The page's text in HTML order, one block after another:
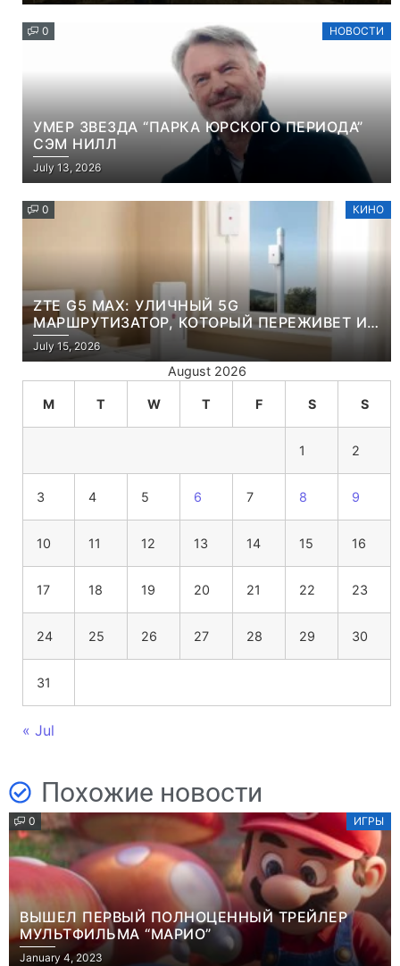
0 НОВОСТИ
УМЕР ЗВЕЗДА “ПАРКА ЮРСКОГО ПЕРИОДА”
СЭМ НИЛЛ
July 13, 2026
0 КИНО
ZTE G5 MAX: УЛИЧНЫЙ 5G
МАРШРУТИЗАТОР, КОТОРЫЙ ПЕРЕЖИВЕТ И
ЛЮТУЮ ЗИМУ, И ЖАРКОЕ ЛЕТО
July 15, 2026
August 2026
M T W T F S S
1 2
3 4 5 6 7 8 9
10 11 12 13 14 15 16
17 18 19 20 21 22 23
24 25 26 27 28 29 30
31
« Jul
Похожие новости
0 ИГРЫ
ВЫШЕЛ ПЕРВЫЙ ПОЛНОЦЕННЫЙ ТРЕЙЛЕР
МУЛЬТФИЛЬМА “МАРИО”
January 4, 2023